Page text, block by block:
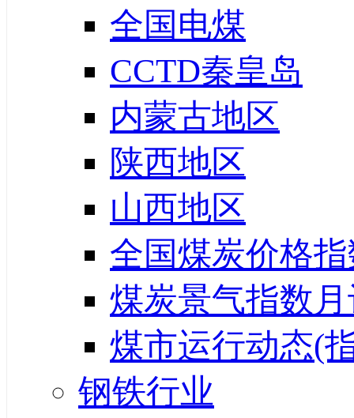
全国电煤
CCTD秦皇岛
内蒙古地区
陕西地区
山西地区
全国煤炭价格
煤炭景气指数
煤市运行动态(
钢铁行业